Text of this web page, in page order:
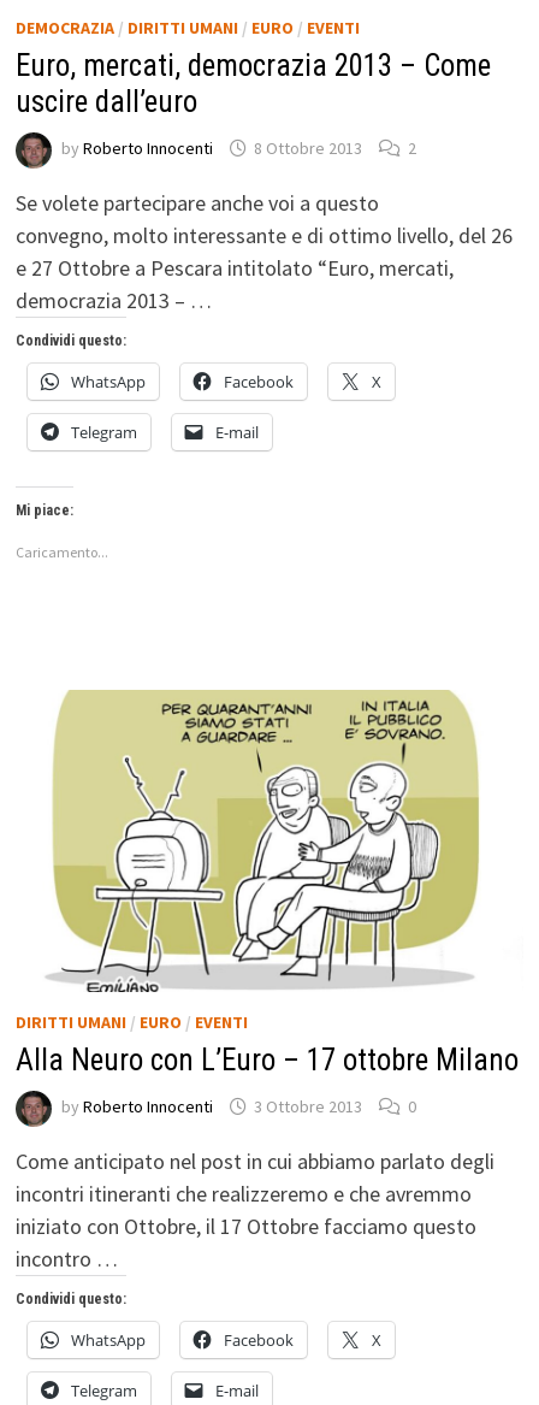
DEMOCRAZIA/ DIRITTI UMANI / EURO / EVENTI
Euro, mercati, democrazia 2013 – Come
uscire dall’euro
by Roberto Innocenti 8 Ottobre 2013 2
Se volete partecipare anche voi a questo
convegno, molto interessante e di ottimo livello, del 26
e 27 Ottobre a Pescara intitolato “Euro, mercati,
democrazia 2013 – …
Condividi questo:
WhatsApp Facebook X
Telegram E-mail
Mi piace:
Caricamento...
DIRITTI UMANI / EURO / EVENTI
Alla Neuro con L’Euro – 17 ottobre Milano
by Roberto Innocenti 3 Ottobre 2013 0
Come anticipato nel post in cui abbiamo parlato degli
incontri itineranti che realizzeremo e che avremmo
iniziato con Ottobre, il 17 Ottobre facciamo questo
incontro …
Condividi questo:
WhatsApp Facebook X
Telegram E-mail